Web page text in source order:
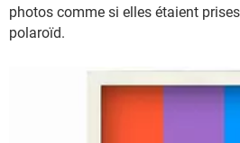
photos comme si elles étaient
polaroïd.